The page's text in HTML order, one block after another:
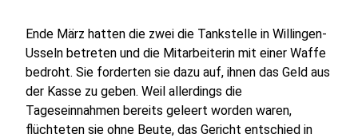
Ende März hatten die zwei die Tankstelle in Willingen-
Usseln betreten und die Mitarbeiterin mit einer Waffe
bedroht. Sie forderten sie dazu auf, ihnen das Geld aus
der Kasse zu geben. Weil allerdings die
Tageseinnahmen bereits geleert worden waren,
flüchteten sie ohne Beute, das Gericht entschied in